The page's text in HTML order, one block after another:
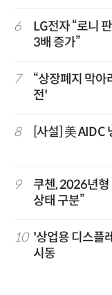
6
LG전자 “로니
3배 증가”
7
“상장폐지 막
전'
8 [사설] 美 AIDC
9
쿠첸, 2026년
상태 구분”
10 '상업용 디스플
시동